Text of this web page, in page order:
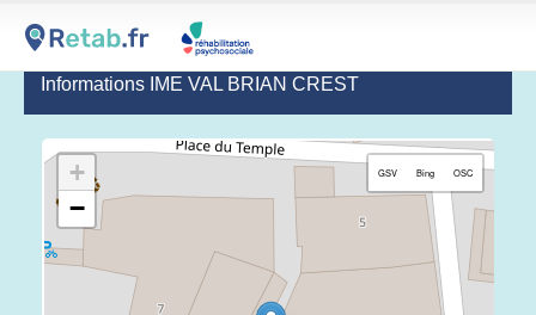
Informations IME VAL BRIAN CREST
+
−
GSV Bing OSC